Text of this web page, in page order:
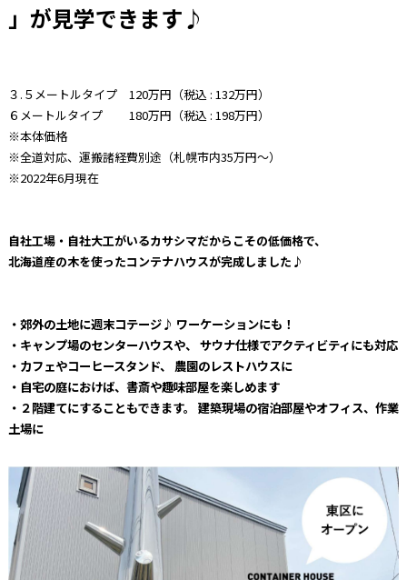
」が見学できます♪
３.５メートルタイプ 120万円（税込 : 132万円）
６メートルタイプ 180万円（税込 : 198万円）
※本体価格
※全道対応、運搬諸経費別途（札幌市内35万円〜）
※2022年6月現在
自社工場・自社大工がいるカサシマだからこその低価格で、
北海道産の木を使ったコンテナハウスが完成しました♪
・郊外の土地に週末コテージ♪ ワーケーションにも！
・キャンプ場のセンターハウスや、 サウナ仕様でアクティビティにも対応
・カフェやコーヒースタンド、 農園のレストハウスに
・自宅の庭におけば、書斎や趣味部屋を楽しめます
・２階建てにすることもできます。 建築現場の宿泊部屋やオフィス、作業
土場に